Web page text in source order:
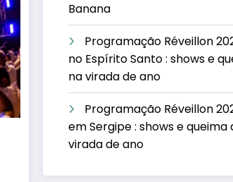
Banana
Programação Réveillon
no Espírito Santo : shows e
na virada de ano
Programação Réveillon
em Sergipe : shows e queima
virada de ano